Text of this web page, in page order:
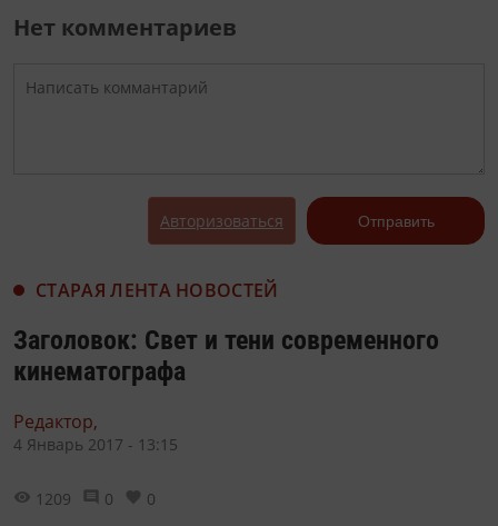
Нет комментариев
Авторизоваться Отправить
СТАРАЯ ЛЕНТА НОВОСТЕЙ
Заголовок: Свет и тени современного
кинематографа
Редактор,
4 Январь 2017 - 13:15
1209 0 0